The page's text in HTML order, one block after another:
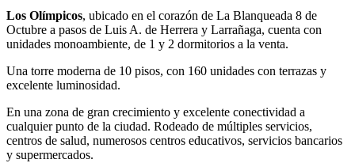
Los Olímpicos, ubicado en el corazón de La Blanqueada 8 de
Octubre a pasos de Luis A. de Herrera y Larrañaga, cuenta con
unidades monoambiente, de 1 y 2 dormitorios a la venta.
Una torre moderna de 10 pisos, con 160 unidades con terrazas y
excelente luminosidad.
En una zona de gran crecimiento y excelente conectividad a
cualquier punto de la ciudad. Rodeado de múltiples servicios,
centros de salud, numerosos centros educativos, servicios bancarios
y supermercados.